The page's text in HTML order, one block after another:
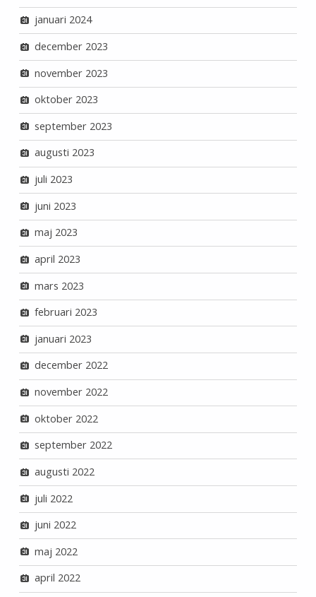
januari 2024
december 2023
november 2023
oktober 2023
september 2023
augusti 2023
juli 2023
juni 2023
maj 2023
april 2023
mars 2023
februari 2023
januari 2023
december 2022
november 2022
oktober 2022
september 2022
augusti 2022
juli 2022
juni 2022
maj 2022
april 2022